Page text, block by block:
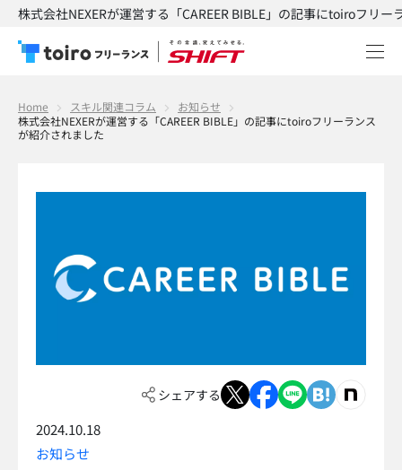
株式会社NEXERが運営する「CAREER BIBLE」の記事にtoiroフリ
Home スキル関連コラム
お知らせ
株式会社NEXERが運営する「CAREER BIBLE」の記事にtoiroフリーランス
が紹介されました
シェアする
2024.10.18
お知らせ